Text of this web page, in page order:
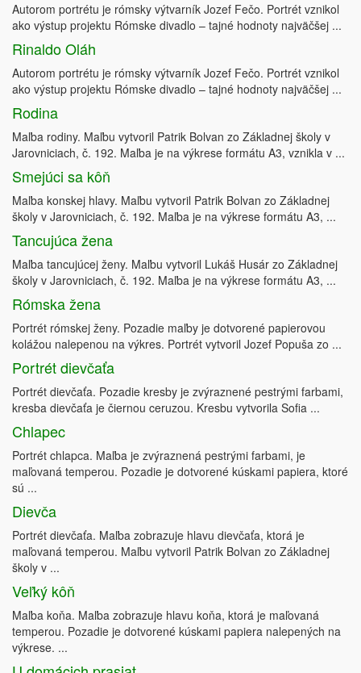
Autorom portrétu je rómsky výtvarník Jozef Fečo. Portrét vznikol
ako výstup projektu Rómske divadlo – tajné hodnoty najväčšej ...
Rinaldo Oláh
Autorom portrétu je rómsky výtvarník Jozef Fečo. Portrét vznikol
ako výstup projektu Rómske divadlo – tajné hodnoty najväčšej ...
Rodina
Maľba rodiny. Maľbu vytvoril Patrik Bolvan zo Základnej školy v
Jarovniciach, č. 192. Maľba je na výkrese formátu A3, vznikla v ...
Smejúci sa kôň
Maľba konskej hlavy. Maľbu vytvoril Patrik Bolvan zo Základnej
školy v Jarovniciach, č. 192. Maľba je na výkrese formátu A3, ...
Tancujúca žena
Maľba tancujúcej ženy. Maľbu vytvoril Lukáš Husár zo Základnej
školy v Jarovniciach, č. 192. Maľba je na výkrese formátu A3, ...
Rómska žena
Portrét rómskej ženy. Pozadie maľby je dotvorené papierovou
kolážou nalepenou na výkres. Portrét vytvoril Jozef Popuša zo ...
Portrét dievčaťa
Portrét dievčaťa. Pozadie kresby je zvýraznené pestrými farbami,
kresba dievčaťa je čiernou ceruzou. Kresbu vytvorila Sofia ...
Chlapec
Portrét chlapca. Maľba je zvýraznená pestrými farbami, je
maľovaná temperou. Pozadie je dotvorené kúskami papiera, ktoré
sú ...
Dievča
Portrét dievčaťa. Maľba zobrazuje hlavu dievčaťa, ktorá je
maľovaná temperou. Maľbu vytvoril Patrik Bolvan zo Základnej
školy v ...
Veľký kôň
Maľba koňa. Maľba zobrazuje hlavu koňa, ktorá je maľovaná
temperou. Pozadie je dotvorené kúskami papiera nalepených na
výkrese. ...